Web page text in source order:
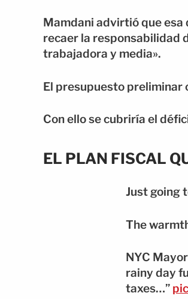
Mamdani advirtió que esa
recaer la responsabilidad
trabajadora y media».
El presupuesto preliminar
Con ello se cubriría el
EL PLAN FISCAL
Just going
The
NYC
rainy day
taxes…”